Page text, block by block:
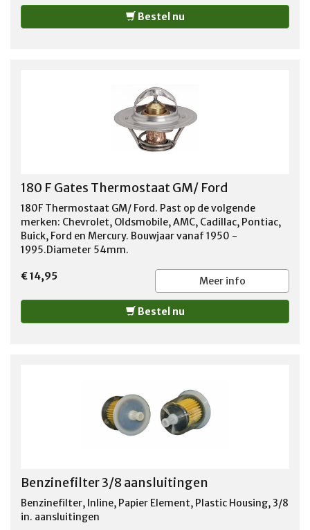
worden gezonden !!
Bestel nu
180 F Gates Thermostaat GM/ Ford
180F Thermostaat GM/ Ford. Past op de volgende
merken: Chevrolet, Oldsmobile, AMC, Cadillac, Pontiac,
Buick, Ford en Mercury. Bouwjaar vanaf 1950 -
1995.Diameter 54mm.
€ 14,95 Meer info
Bestel nu
Benzinefilter 3/8 aansluitingen
Benzinefilter, Inline, Papier Element, Plastic Housing, 3/8
in. aansluitingen